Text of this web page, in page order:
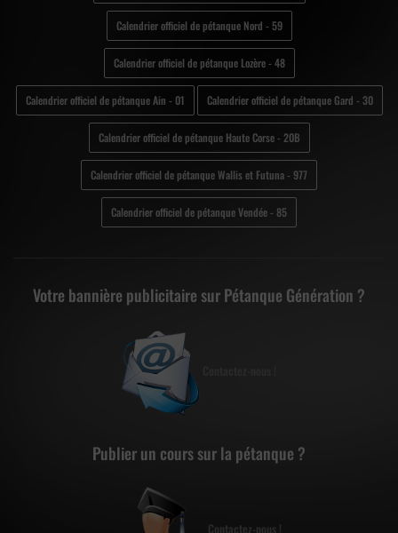
Calendrier officiel de pétanque Nord - 59
Calendrier officiel de pétanque Lozère - 48
Calendrier officiel de pétanque Ain - 01 Calendrier officiel de pétanque Gard - 30
Calendrier officiel de pétanque Haute Corse - 20B
Calendrier officiel de pétanque Wallis et Futuna - 977
Calendrier officiel de pétanque Vendée - 85
Votre bannière publicitaire sur Pétanque Génération ?
Publier un cours sur la pétanque ?
Contactez-nous !